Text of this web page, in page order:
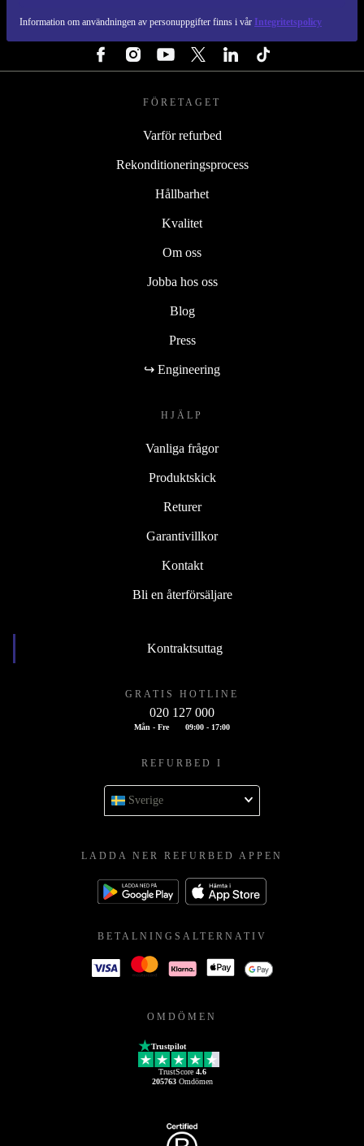
Information om användningen av personuppgifter finns i vår Integritetspolicy
FÖLJ OSS
FÖRETAGET
Varför refurbed
Rekonditioneringsprocess
Hållbarhet
Kvalitet
Om oss
Jobba hos oss
Blog
Press
↪ Engineering
HJÄLP
Vanliga frågor
Produktskick
Returer
Garantivillkor
Kontakt
Bli en återförsäljare
Kontraktsuttag
GRATIS HOTLINE
020 127 000
Mån - Fre 09:00 - 17:00
REFURBED I
Sverige
LADDA NER REFURBED APPEN
BETALNINGSALTERNATIV
OMDÖMEN
Trustpilot
TrustScore 4.6
205763Omdömen